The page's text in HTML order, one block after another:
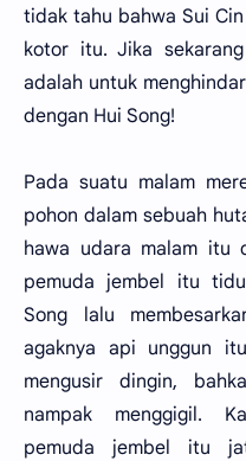
tidak tahu bahwa Sui
kotor itu. Jika
adalah untuk
dengan Hui Song!
Pada suatu malam
pohon dalam sebuah
hawa udara malam itu
pemuda jembel itu
Song lalu
agaknya api unggun
mengusir dingin,
nampak menggigil.
pemuda jembel itu